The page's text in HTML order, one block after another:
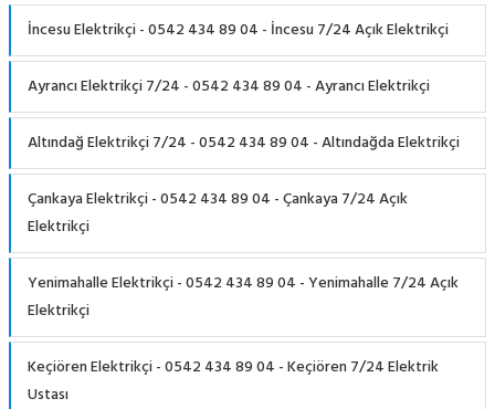
İncesu Elektrikçi - 0542 434 89 04 - İncesu 7/24 Açık Elektrikçi
Ayrancı Elektrikçi 7/24 - 0542 434 89 04 - Ayrancı Elektrikçi
Altındağ Elektrikçi 7/24 - 0542 434 89 04 - Altındağda Elektrikçi
Çankaya Elektrikçi - 0542 434 89 04 - Çankaya 7/24 Açık
Elektrikçi
Yenimahalle Elektrikçi - 0542 434 89 04 - Yenimahalle 7/24 Açık
Elektrikçi
Keçiören Elektrikçi - 0542 434 89 04 - Keçiören 7/24 Elektrik
Ustası